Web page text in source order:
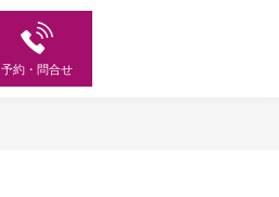
予約・問合せ